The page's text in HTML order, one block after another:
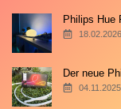
Philips Hue
Der neue